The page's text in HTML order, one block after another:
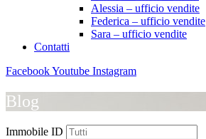
Alessia – ufficio vendite
Federica – ufficio vendite
Sara – ufficio vendite
Contatti
FacebookYoutube Instagram
Blog
Immobile ID